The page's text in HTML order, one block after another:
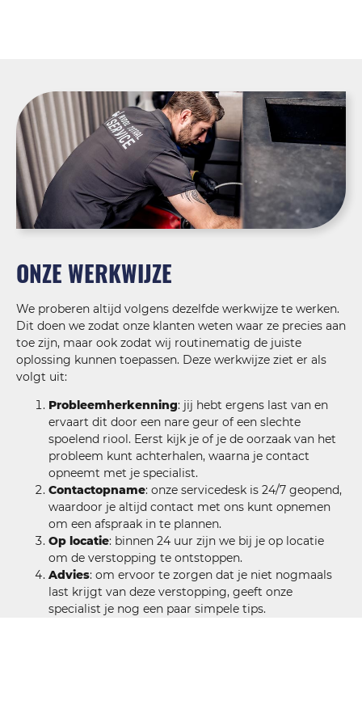
ONZE WERKWIJZE
We proberen altijd volgens dezelfde werkwijze te werken.
Dit doen we zodat onze klanten weten waar ze precies aan
toe zijn, maar ook zodat wij routinematig de juiste
oplossing kunnen toepassen. Deze werkwijze ziet er als
volgt uit:
Probleemherkenning: jij hebt ergens last van en
ervaart dit door een nare geur of een slechte
spoelend riool. Eerst kijk je of je de oorzaak van het
probleem kunt achterhalen, waarna je contact
opneemt met je specialist.
Contactopname: onze servicedesk is 24/7 geopend,
waardoor je altijd contact met ons kunt opnemen
om een afspraak in te plannen.
Op locatie: binnen 24 uur zijn we bij je op locatie
om de verstopping te ontstoppen.
Advies: om ervoor te zorgen dat je niet nogmaals
last krijgt van deze verstopping, geeft onze
specialist je nog een paar simpele tips.